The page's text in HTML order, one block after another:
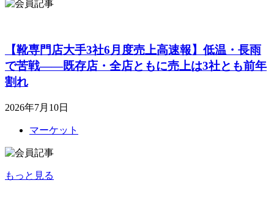
【靴専門店大手3社6月度売上高速報】低温・長雨
で苦戦――既存店・全店ともに売上は3社とも前年
割れ
2026年7月10日
マーケット
もっと見る